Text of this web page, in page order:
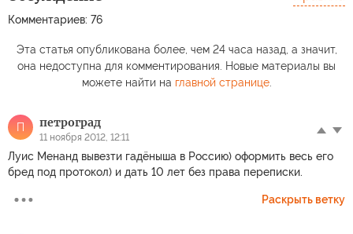
Комментариев: 76
Эта статья опубликована более, чем 24 часа назад, а значит,
она недоступна для комментирования. Новые материалы вы
можете найти на главной странице.
П петроград
11 ноября 2012, 12:11
Луис Менанд вывезти гадёныша в Россию) оформить весь его
бред под протокол) и дать 10 лет без права переписки.
Раскрыть ветку